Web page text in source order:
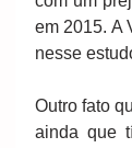
em 2015. A
nesse
Outro fato
ainda que